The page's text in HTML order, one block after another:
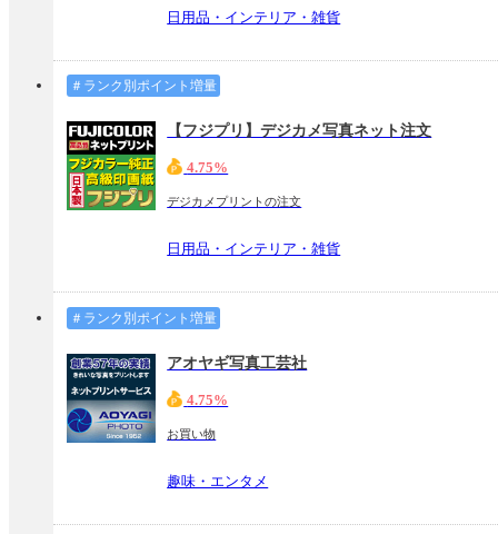
日用品・インテリア・雑貨
＃ランク別ポイント増量
【フジプリ】デジカメ写真ネット注文
4.75%
デジカメプリントの注文
日用品・インテリア・雑貨
＃ランク別ポイント増量
アオヤギ写真工芸社
4.75%
お買い物
趣味・エンタメ